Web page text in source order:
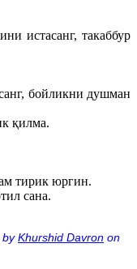
истасанг, такаббур
бойликни душман
қилма.
тирик юргин.
сана.
byKhurshid Davron on